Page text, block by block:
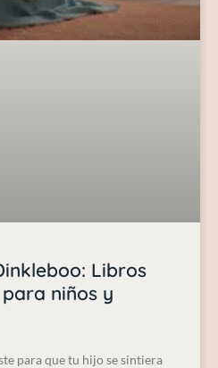
Libros
niños y
para que tu hijo se sintiera